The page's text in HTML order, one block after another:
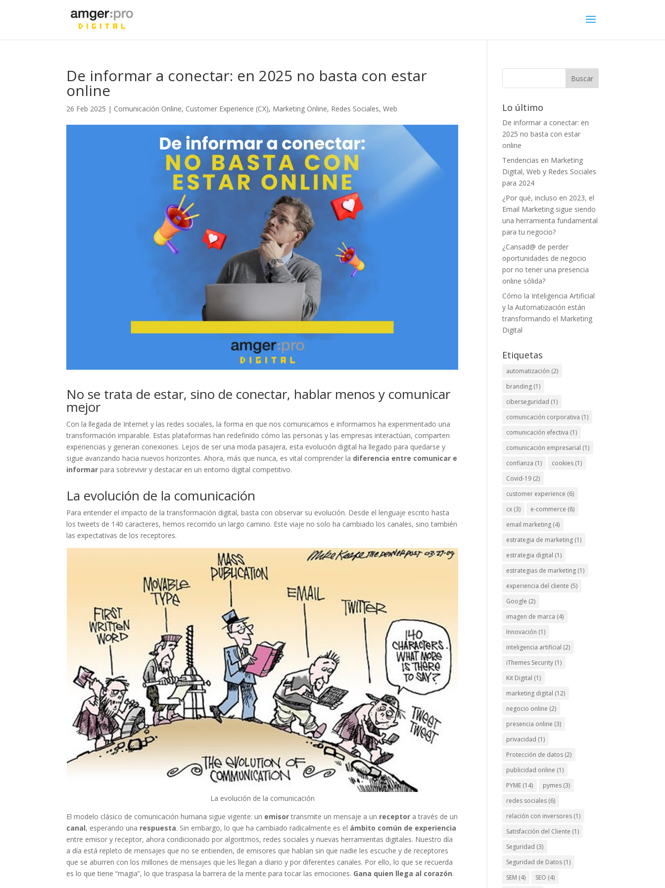
De informar a conectar: en 2025 no basta con estar
online
26 Feb 2025 | Comunicación Online, Customer Experience (CX), Marketing Online, Redes Sociales,Web
No se trata de estar, sino de conectar, hablar menos y comunicar
mejor
Con la llegada de Internet y las redes sociales, la forma en que nos comunicamos e informamos ha experimentado una
transformación imparable. Estas plataformas han redefinido cómo las personas y las empresas interactúan, comparten
experiencias y generan conexiones. Lejos de ser una moda pasajera, esta evolución digital ha llegado para quedarse y
sigue avanzando hacia nuevos horizontes. Ahora, más que nunca, es vital comprender la diferencia entre comunicar e
informar para sobrevivir y destacar en un entorno digital competitivo.
La evolución de la comunicación
Para entender el impacto de la transformación digital, basta con observar su evolución. Desde el lenguaje escrito hasta
los tweets de 140 caracteres, hemos recorrido un largo camino. Este viaje no solo ha cambiado los canales, sino también
las expectativas de los receptores.
La evolución de la comunicación
El modelo clásico de comunicación humana sigue vigente: un emisortransmite un mensaje a un receptor a través de un
canal, esperando una respuesta. Sin embargo, lo que ha cambiado radicalmente es el ámbito común de experiencia
entre emisor y receptor, ahora condicionado por algoritmos, redes sociales y nuevas herramientas digitales. Nuestro día
a día está repleto de mensajes que no se entienden, de emisores que hablan sin que nadie les escuche y de receptores
que se aburren con los millones de mensajes que les llegan a diario y por diferentes canales. Por ello, lo que se recuerda
es lo que tiene “magia”, lo que traspasa la barrera de la mente para tocar las emociones. Gana quien llega al corazón.
Lo último
De informar a conectar: en
2025 no basta con estar
online
Tendencias en Marketing
Digital, Web y Redes Sociales
para 2024
¿Por qué, incluso en 2023, el
Email Marketing sigue siendo
una herramienta fundamental
para tu negocio?
¿Cansad@ de perder
oportunidades de negocio
por no tener una presencia
online sólida?
Cómo la Inteligencia Artificial
y la Automatización están
transformando el Marketing
Digital
Etiquetas
automatización (2)
branding (1)
ciberseguridad (1)
comunicación corporativa (1)
comunicación efectiva (1)
comunicación empresarial (1)
confianza (1) cookies (1)
Covid-19 (2)
customer experience (6)
cx (3) e-commerce (8)
email marketing (4)
estrategia de marketing (1)
estrategia digital (1)
estrategias de marketing (1)
experiencia del cliente (5)
Google (2)
imagen de marca (4)
Innovación (1)
inteligencia artificial (2)
iThemes Security (1)
Kit Digital (1)
marketing digital (12)
negocio online (2)
presencia online (3)
privacidad (1)
Protección de datos (2)
publicidad online (1)
PYME (14) pymes (3)
redes sociales (6)
relación con inversores (1)
Satisfacción del Cliente (1)
Seguridad (3)
Seguridad de Datos (1)
SEM (4) SEO (4)